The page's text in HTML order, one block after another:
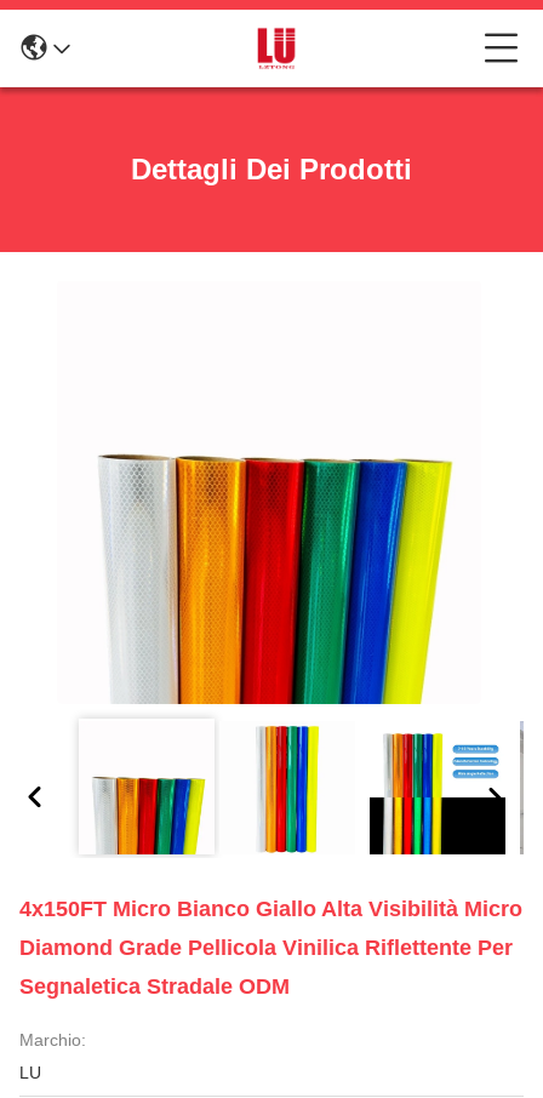
Dettagli Dei Prodotti
4x150FT Micro Bianco Giallo Alta Visibilità Micro
Diamond Grade Pellicola Vinilica Riflettente Per
Segnaletica Stradale ODM
Marchio:
LU